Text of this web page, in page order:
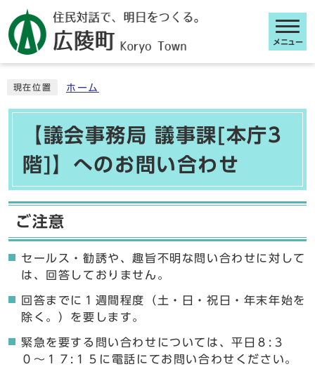
メニュー
現在位置 ホーム
【議会事務局 議事課[本庁3
階]】へのお問い合わせ
ご注意
セールス・勧誘や、趣旨不明な問い合わせに対して
は、回答しておりません。
回答までに１週間程度（土・日・祝日・年末年始を
除く。）を要します。
緊急を要する問い合わせについては、平日８:３
０〜１７:１５に電話にてお問い合わせください。